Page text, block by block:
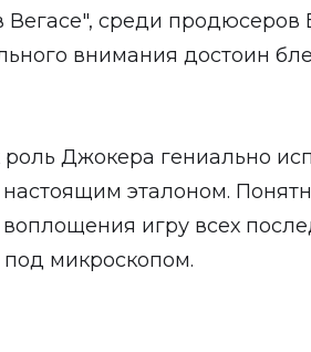
среди
внимания достоин
роль Джокера гениально
эталоном.
воплощения игру всех
под микроскопом.